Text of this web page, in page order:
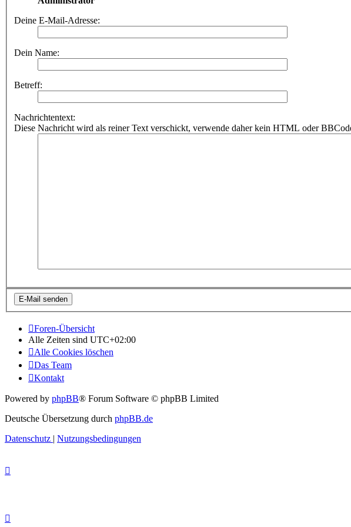
Deine E-Mail-Adresse:
Dein Name:
Betreff:
Nachrichtentext:
Diese Nachricht wird als reiner Text verschickt, verwende daher kein HTML oder
Foren-Übersicht
Alle Zeiten sind UTC+02:00
Alle Cookies löschen
Das Team
Kontakt
Powered by phpBB® Forum Software © phpBB Limited
Deutsche Übersetzung durch phpBB.de
Datenschutz | Nutzungsbedingungen